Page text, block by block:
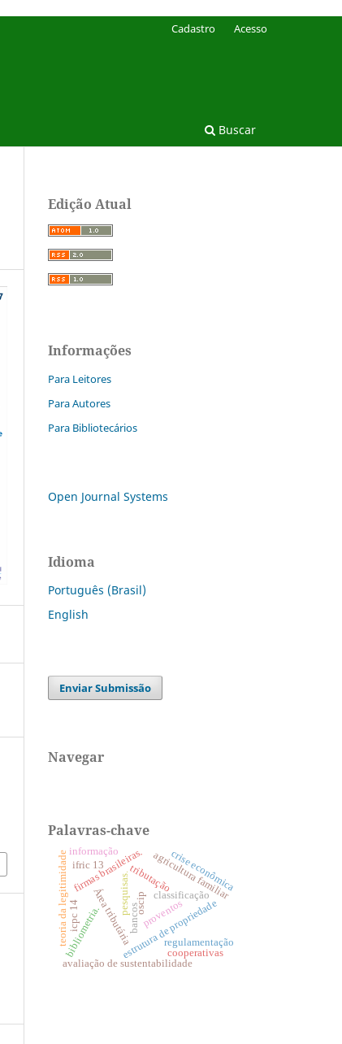
Buscar
Cadastro Acesso
Edição Atual
Informações
Para Leitores
Para Autores
Para Bibliotecários
Open Journal Systems
Idioma
Português (Brasil)
English
Enviar Submissão
Navegar
Palavras-chave
classificação
Área tributária
tributação
estrutura de propriedade
firmas brasileiras.
avaliação de sustentabilidade
agricultura familiar
bibliometria. bancos
crise econômica
regulamentação
pesquisas. oscip
teoria da legitimidade ifric 13
icpc 14
cooperativas
proventos
informação